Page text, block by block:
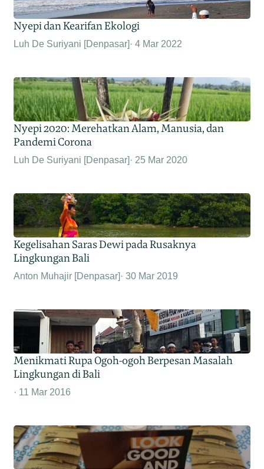
Nyepi dan Kearifan Ekologi
Luh De Suriyani [Denpasar] 4 Mar 2022
Nyepi 2020: Merehatkan Alam, Manusia, dan
Pandemi Corona
Luh De Suriyani [Denpasar] 25 Mar 2020
Kegelisahan Saras Dewi pada Rusaknya
Lingkungan Bali
Anton Muhajir [Denpasar] 30 Mar 2019
Menikmati Rupa Ogoh-ogoh Berpesan Masalah
Lingkungan di Bali
11 Mar 2016